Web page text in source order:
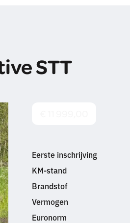
STT
Eerste inschrijving
KM-stand
Brandstof
Vermogen
Euronorm